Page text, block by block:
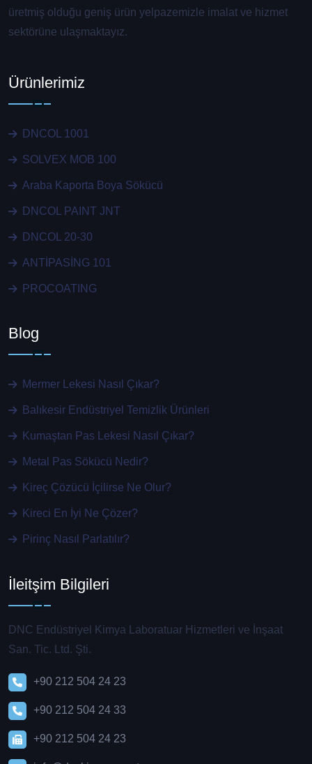
üretmiş olduğu geniş ürün yelpazemizle imalat ve hizmet
sektörüne ulaşmaktayız.
Ürünlerimiz
DNCOL 1001
SOLVEX MOB 100
Araba Kaporta Boya Sökücü
DNCOL PAINT JNT
DNCOL 20-30
ANTİPASİNG 101
PROCOATING
Blog
Mermer Lekesi Nasıl Çıkar?
Balıkesir Endüstriyel Temizlik Ürünleri
Kumaştan Pas Lekesi Nasıl Çıkar?
Metal Pas Sökücü Nedir?
Kireç Çözücü İçilirse Ne Olur?
Kireci En İyi Ne Çözer?
Pirinç Nasıl Parlatılır?
İleitşim Bilgileri
DNC Endüstriyel Kimya Laboratuar Hizmetleri ve İnşaat
San. Tic. Ltd. Şti.
+90 212 504 24 23
+90 212 504 24 33
+90 212 504 24 23